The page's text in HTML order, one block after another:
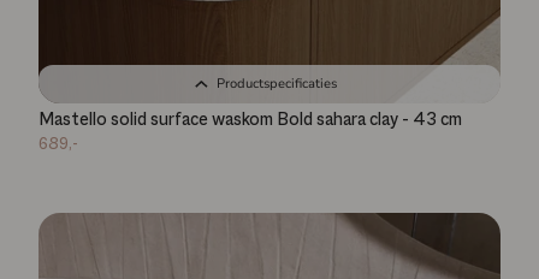
Productspecificaties
Mastello solid surface waskom Bold sahara clay - 43 cm
689,-